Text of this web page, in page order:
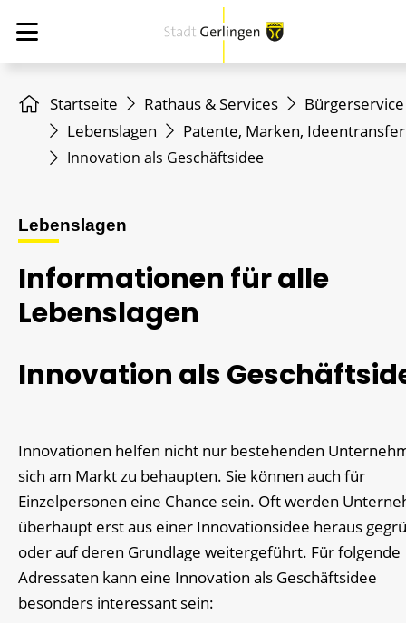
Startseite Rathaus & Services
Bürgerservice
Lebenslagen
Patente, Marken, Ideentransfer
Innovation als Geschäftsidee
Lebenslagen
Informationen für alle
Lebenslagen
Innovation als
Innovationen helfen nicht nur bestehenden
sich am Markt zu behaupten. Sie können auch für
Einzelpersonen eine Chance sein. Oft werden
überhaupt erst aus einer Innovationsidee heraus
oder auf deren Grundlage weitergeführt. Für folgende
Adressaten kann eine Innovation als Geschäftsidee
besonders interessant sein: